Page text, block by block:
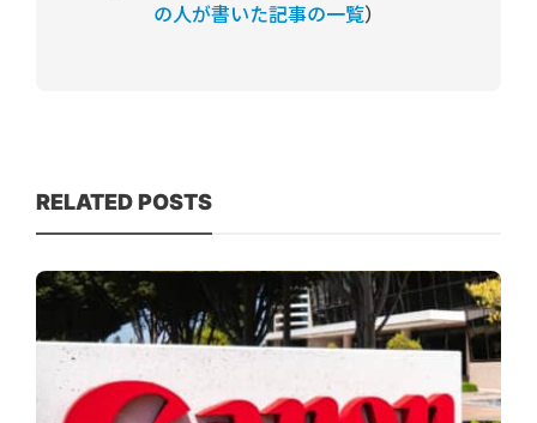
の人が書いた記事の一覧）
RELATED POSTS